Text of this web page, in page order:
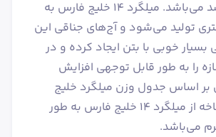
پلاستیکی ۱۴ درصد می‌باشد. میلگرد ۱۴ خلیج فارس به
شاخه ۱۲ متری تولید می‌شود و آج‌های جناقی این
بسیار خوبی با بتن ایجاد کرده و در
را به طور قابل توجهی افزایش
اساس جدول وزن میلگرد خلیج
فارس، وزن هر شاخه از میلگرد ۱۴ خلیج فارس به طور